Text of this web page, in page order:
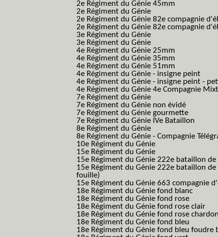
2e Régiment du Génie 45mm
2e Régiment du Génie
2e Régiment du Génie 82e compagnie
2e Régiment du Génie 82e compagnie
3e Régiment du Génie
3e Régiment du Génie
4e Régiment du Génie 25mm
4e Régiment du Génie 35mm
4e Régiment du Génie 51mm
4e Régiment du Génie - insigne peint
4e Régiment du Génie - insigne peint -
4e Régiment du Génie 4e Compagnie
7e Régiment du Génie
7e Régiment du Génie non évidé
7e Régiment du Génie gourmette
7e Régiment du Génie IVe Bataillon
8e Régiment du Génie
8e Régiment du Génie - Compagnie
10e Régiment du Génie
15e Régiment du Génie
15e Régiment du Génie 222e bataillon
15e Régiment du Génie 222e bataillon
fouille)
15e Régiment du Génie 663 compagnie
18e Régiment du Génie fond blanc
18e Régiment du Génie fond rose
18e Régiment du Génie fond rose clair
18e Régiment du Génie fond rose
18e Régiment du Génie fond bleu
18e Régiment du Génie fond bleu foudre